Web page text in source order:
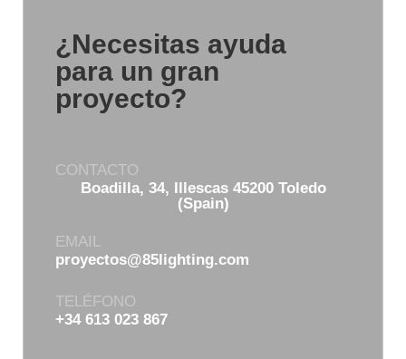
¿Necesitas ayuda
para un gran
proyecto?
CONTACTO
Boadilla, 34, Illescas 45200 Toledo
(Spain)
EMAIL
proyectos@85lighting.com
TELÉFONO
+34 613 023 867